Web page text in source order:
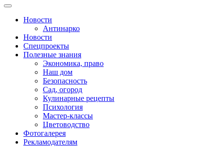
Новости
Антинарко
Новости
Спецпроекты
Полезные знания
Экономика, право
Наш дом
Безопасность
Сад, огород
Кулинарные рецепты
Психология
Мастер-классы
Цветоводство
Фотогалерея
Рекламодателям